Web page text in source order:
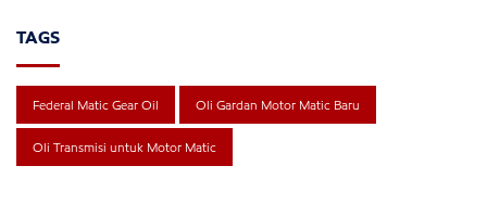
TAGS
Federal Matic Gear Oil Oli Gardan Motor Matic Baru
Oli Transmisi untuk Motor Matic